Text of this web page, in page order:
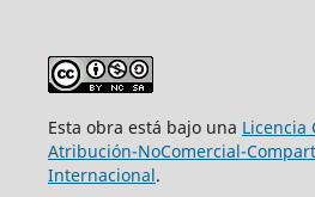
Esta obra está bajo una Licencia
Atribución-NoComercial-
Internacional.